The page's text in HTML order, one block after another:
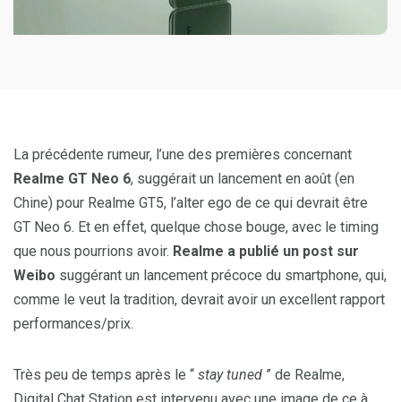
La précédente rumeur, l’une des premières concernant
Realme GT Neo 6, suggérait un lancement en août (en
Chine) pour Realme GT5, l’alter ego de ce qui devrait être
GT Neo 6. Et en effet, quelque chose bouge, avec le timing
que nous pourrions avoir. Realme a publié un post sur
Weibo suggérant un lancement précoce du smartphone, qui,
comme le veut la tradition, devrait avoir un excellent rapport
performances/prix.
Très peu de temps après le “ stay tuned ” de Realme,